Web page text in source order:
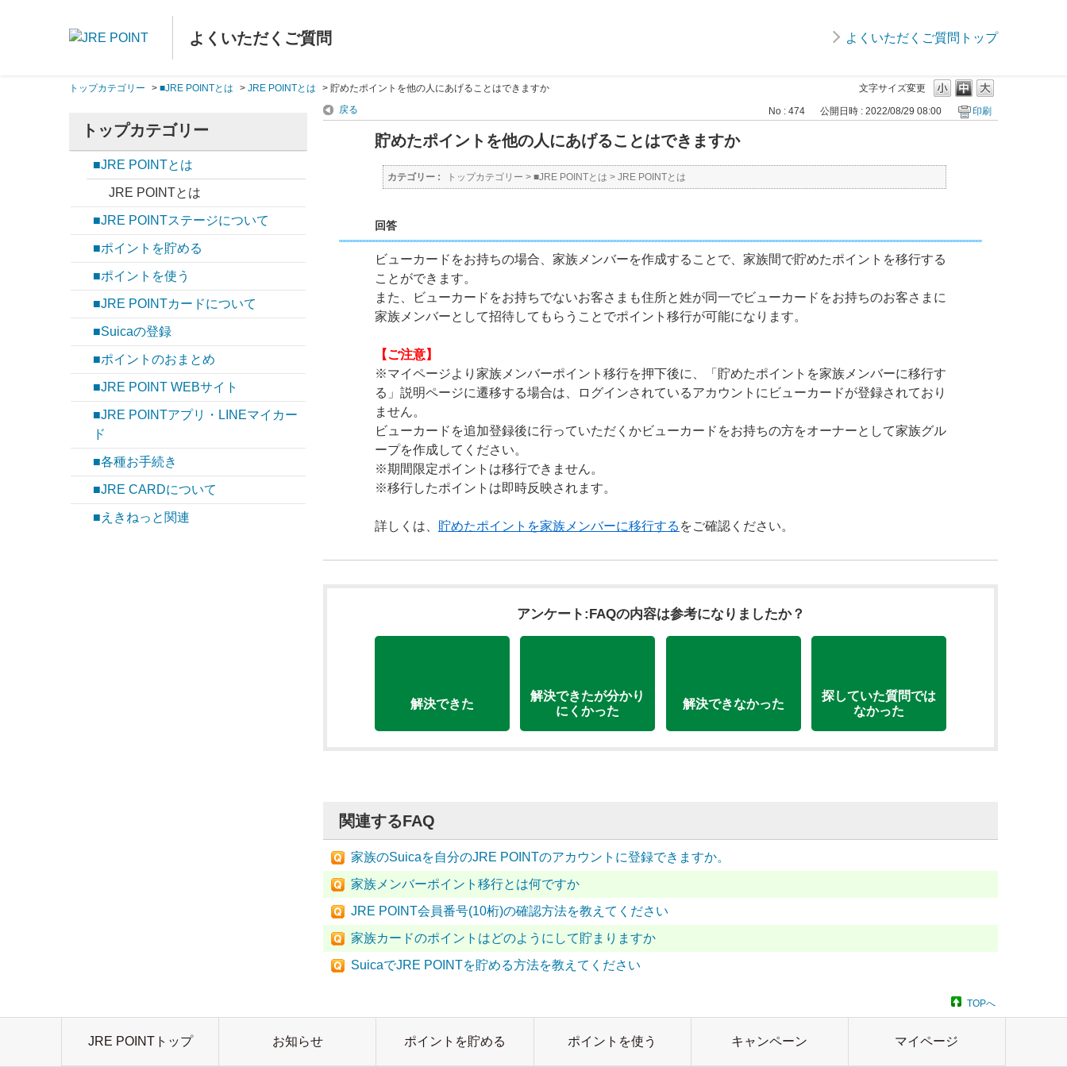
よくいただくご質問 よくいただくご質問トップ
文字サイズ変更
トップカテゴリー > ■JRE POINTとは > JRE POINTとは > 貯めたポイントを他の人にあげることはできますか
トップカテゴリー
■JRE POINTとは
JRE POINTとは
■JRE POINTステージについて
■ポイントを貯める
■ポイントを使う
■JRE POINTカードについて
■Suicaの登録
■ポイントのおまとめ
■JRE POINT WEBサイト
■JRE POINTアプリ・LINEマイカー
ド
■各種お手続き
■JRE CARDについて
■えきねっと関連
戻る No : 474 公開日時 : 2022/08/29 08:00 印刷
貯めたポイントを他の人にあげることはできますか
カテゴリー : トップカテゴリー > ■JRE POINTとは > JRE POINTとは
回答
ビューカードをお持ちの場合、家族メンバーを作成することで、家族間で貯めたポイントを移行する
ことができます。
また、ビューカードをお持ちでないお客さまも住所と姓が同一でビューカードをお持ちのお客さまに
家族メンバーとして招待してもらうことでポイント移行が可能になります。
【ご注意】
※マイページより家族メンバーポイント移行を押下後に、「貯めたポイントを家族メンバーに移行す
る」説明ページに遷移する場合は、ログインされているアカウントにビューカードが登録されており
ません。
ビューカードを追加登録後に行っていただくかビューカードをお持ちの方をオーナーとして家族グル
ープを作成してください。
※期間限定ポイントは移行できません。
※移行したポイントは即時反映されます。
詳しくは、 貯めたポイントを家族メンバーに移行する をご確認ください。
アンケート:FAQの内容は参考になりましたか？
解決できた
解決できたが分かり
にくかった
解決できなかった
探していた質問では
なかった
関連するFAQ
家族のSuicaを自分のJRE POINTのアカウントに登録できますか。
家族メンバーポイント移行とは何ですか
JRE POINT会員番号(10桁)の確認方法を教えてください
家族カードのポイントはどのようにして貯まりますか
SuicaでJRE POINTを貯める方法を教えてください
TOPへ
JRE POINTトップ お知らせ ポイントを貯める ポイントを使う キャンペーン マイページ